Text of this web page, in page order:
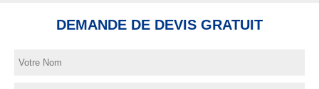
DEMANDE DE DEVIS GRATUIT